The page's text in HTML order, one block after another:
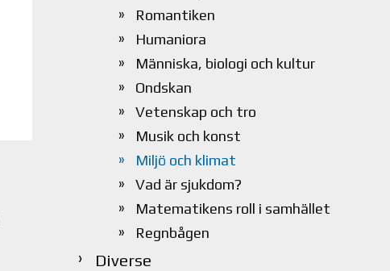
Romantiken
Humaniora
Människa, biologi och kultur
Ondskan
Vetenskap och tro
Musik och konst
Miljö och klimat
Vad är sjukdom?
Matematikens roll i samhället
Regnbågen
Diverse